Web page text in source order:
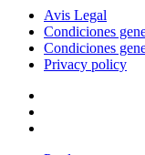
Avis Legal
Condiciones
Condiciones
Privacy policy